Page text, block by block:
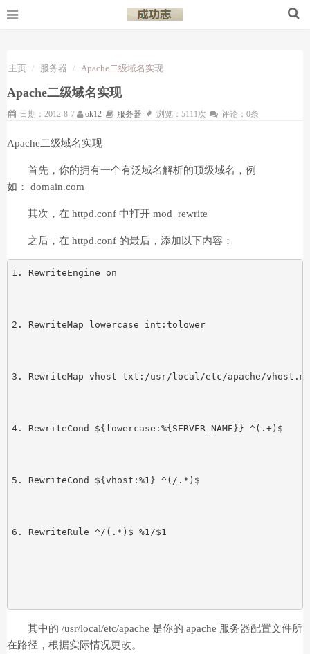
主页 服务器 Apache二级域名实现
Apache二级域名实现
日期：2012-8-7 ok12 服务器 浏览：5111次 评论：0条
Apache二级域名实现
首先，你的拥有一个有泛域名解析的顶级域名，例
如： domain.com
其次，在 httpd.conf 中打开 mod_rewrite
之后，在 httpd.conf 的最后，添加以下内容：
RewriteEngine on
RewriteMap lowercase int:tolower
RewriteMap vhost txt:/usr/local/etc/apache/
RewriteCond ${lowercase:%{SERVER_NAME}} ^(.+)$
RewriteCond ${vhost:%1} ^(/.*)$
RewriteRule ^/(.*)$ %1/$1
其中的 /usr/local/etc/apache 是你的 apache 服务器配置文件所
在路径，根据实际情况更改。